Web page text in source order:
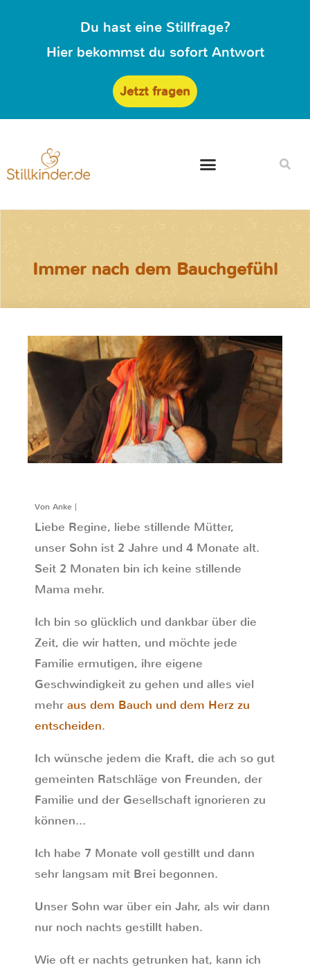
Du hast eine Stillfrage?
Hier bekommst du sofort Antwort
Jetzt fragen
Immer nach dem Bauchgefühl
Von Anke |
Liebe Regine, liebe stillende Mütter,
unser Sohn ist 2 Jahre und 4 Monate alt.
Seit 2 Monaten bin ich keine stillende
Mama mehr.
Ich bin so glücklich und dankbar über die
Zeit, die wir hatten, und möchte jede
Familie ermutigen, ihre eigene
Geschwindigkeit zu gehen und alles viel
mehr aus dem Bauch und dem Herz zu
entscheiden.
Ich wünsche jedem die Kraft, die ach so gut
gemeinten Ratschläge von Freunden, der
Familie und der Gesellschaft ignorieren zu
können…
Ich habe 7 Monate voll gestillt und dann
sehr langsam mit Brei begonnen.
Unser Sohn war über ein Jahr, als wir dann
nur noch nachts gestillt haben.
Wie oft er nachts getrunken hat, kann ich